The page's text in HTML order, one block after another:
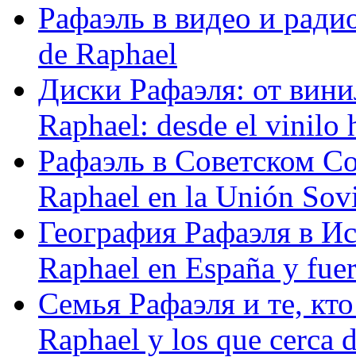
Рафаэль в видео и
de Raphael
Диски Рафаэля: от
Raphael: desde el vinilo
Рафаэль в Советском
Raphael en la Unión
География Рафаэля в
Raphael en España y
Семья Рафаэля и те,
Raphael y los que cerca